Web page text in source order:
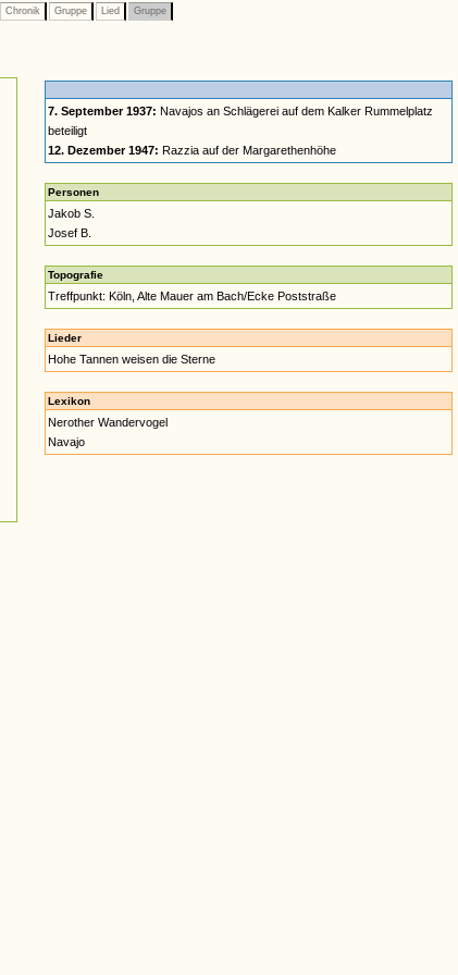
Chronik Gruppe Lied Gruppe
7. September 1937: Navajos an Schlägerei auf dem Kalker Rummelplatz
beteiligt
12. Dezember 1947: Razzia auf der Margarethenhöhe
Personen
Jakob S.
Josef B.
Topografie
Treffpunkt: Köln, Alte Mauer am Bach/Ecke Poststraße
Lieder
Hohe Tannen weisen die Sterne
Lexikon
Nerother Wandervogel
Navajo